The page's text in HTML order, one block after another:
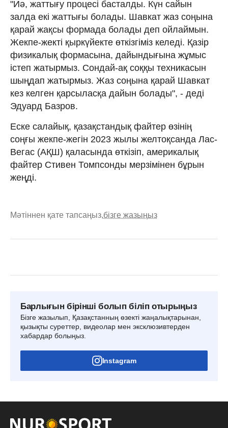
"Иә, жаттығу процесі басталды. Күн сайын
залда екі жаттығы болады. Шавкат жаз соңына
қарай жақсы формада болады деп ойлаймын.
Жекпе-жекті қыркүйекте өткізгіміз келеді. Қазір
физикалық формасына, дайындығына жұмыс
істеп жатырмыз. Сондай-ақ соққы техникасын
шыңдап жатырмыз. Жаз соңына қарай Шавкат
кез келген қарсыласқа дайын болады", - деді
Эдуард Базров.
Еске салайық, қазақстандық файтер өзінің
соңғы жекпе-жегін 2023 жылы желтоқсанда Лас-
Вегас (АҚШ) қаласында өткізіп, америкалық
файтер Стивен Томпсонды мерзімінен бұрын
жеңді.
Мәтіннен қате тапсаңыз,бізге жазыңыз
Барлығын бірінші болып біліп отырыңыз
Бізге жазылып, Қазақстанның өзекті жаңалықтарынан,
қызықты суреттер, видеолар мен эксклюзивтерден
хабардар болыңыз.
Instagram